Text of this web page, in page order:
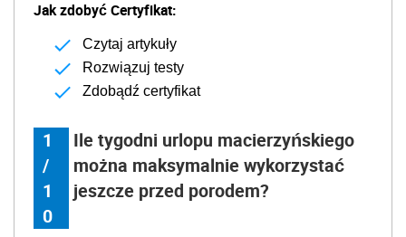
Jak zdobyć Certyfikat:
Czytaj artykuły
Rozwiązuj testy
Zdobądź certyfikat
1
/
1
0
Ile tygodni urlopu macierzyńskiego
można maksymalnie wykorzystać
jeszcze przed porodem?